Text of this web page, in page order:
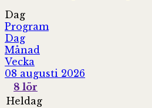
Dag
Program
Dag
Månad
Vecka
08 augusti 2026
8 lör
Heldag